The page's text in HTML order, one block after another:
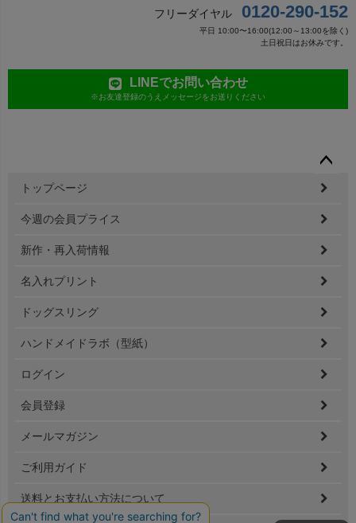
フリーダイヤル 0120-290-152
平日 10:00〜16:00(12:00～13:00を除く)
土日祝日はお休みです。
LINEでお問い合わせ
※お友達登録のうえメッセージをお送りください
ペー
ップ
トップページ
今週の会員プライス
新作・再入荷情報
名入れプリント
ドッグスリング
ハンドメイドラボ（型紙）
ログイン
会員登録
メールマガジン
ご利用ガイド
送料とお支払い方法について